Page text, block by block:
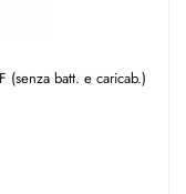
(senza batt. e caricab.)